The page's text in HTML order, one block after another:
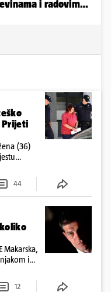
Prijeti
(36)
44
Makarska,
i
12